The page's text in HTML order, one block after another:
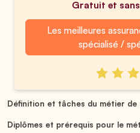
Gratuit et
Les meilleures
spécialisé /
Définition et tâches du métier de
Diplômes et prérequis pour le